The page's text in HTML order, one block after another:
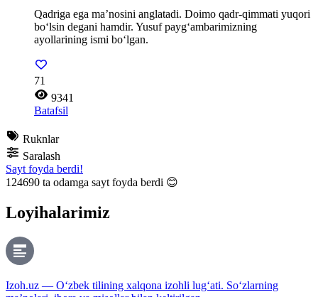
Qadriga ega ma’nosini anglatadi. Doimo qadr-qimmati yuqori
bo‘lsin degani hamdir. Yusuf payg‘ambarimizning
ayollarining ismi bo‘lgan.
71
9341
Batafsil
Ruknlar
Saralash
Sayt foyda berdi!
124690 ta odamga sayt foyda berdi 😊
Loyihalarimiz
Izoh.uz — O‘zbek tilining xalqona izohli lug‘ati. So‘zlarning